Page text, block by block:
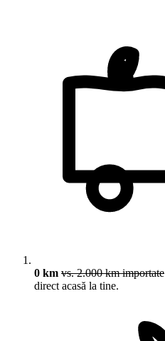
0 km vs. 2.000 km importate
direct acasă la tine.